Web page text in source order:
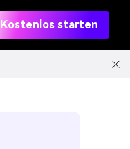
Kostenlos starten